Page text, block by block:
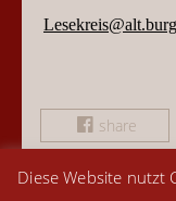
share
Diese Website nutzt